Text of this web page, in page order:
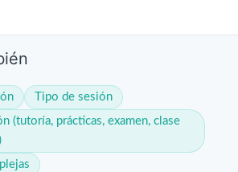
Tipo de sesión
(tutoría, prácticas, examen, clase